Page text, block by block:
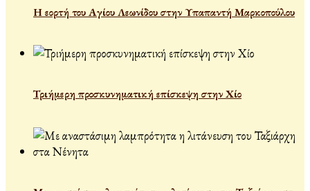
Η εορτή του Αγίου Λεωνίδου στην Υπαπαντή Μαρκοπούλου
Τριήμερη προσκυνηματική επίσκεψη στην Χίο